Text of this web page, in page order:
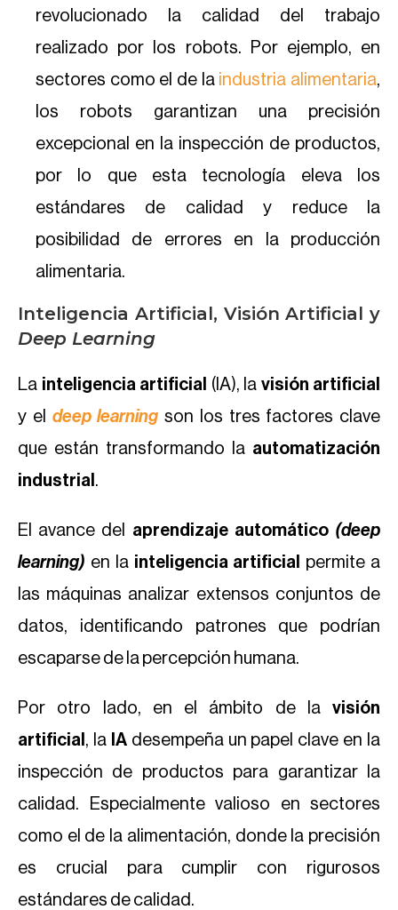
revolucionado la calidad del trabajo
realizado por los robots. Por ejemplo, en
sectores como el de la industria alimentaria,
los robots garantizan una precisión
excepcional en la inspección de productos,
por lo que esta tecnología eleva los
estándares de calidad y reduce la
posibilidad de errores en la producción
alimentaria.
Inteligencia Artificial, Visión Artificial y
Deep Learning
La inteligencia artificial (IA), la visión artificial
y el deep learning son los tres factores clave
que están transformando la automatización
industrial .
El avance del aprendizaje automático (deep
learning) en la inteligencia artificial permite a
las máquinas analizar extensos conjuntos de
datos, identificando patrones que podrían
escaparse de la percepción humana.
Por otro lado, en el ámbito de la visión
artificial , la IAdesempeña un papel clave en la
inspección de productos para garantizar la
calidad. Especialmente valioso en sectores
como el de la alimentación, donde la precisión
es crucial para cumplir con rigurosos
estándares de calidad.